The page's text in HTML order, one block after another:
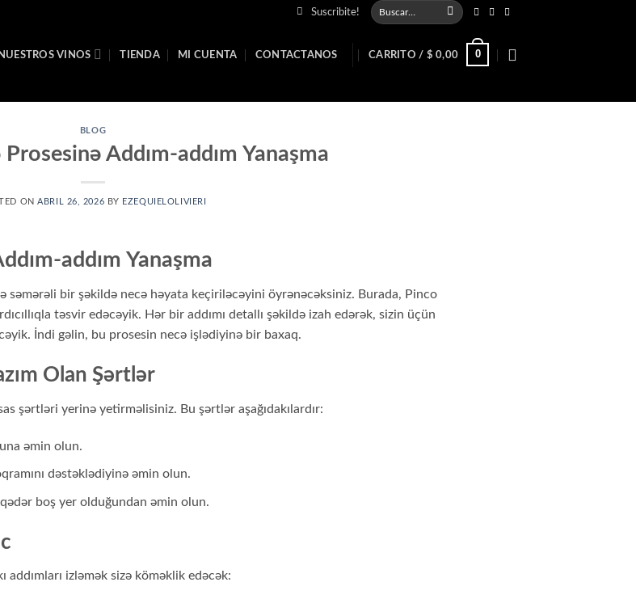
Suscribite!
Buscar
por:
NUESTROS VINOS TIENDA MI CUENTA CONTACTANOS CARRITO / $ 0,00 0
BLOG
Addım-addım Yanaşma
ONABRIL 26, 2026 BY EZEQUIELOLIVIERI
addım Yanaşma
səmərəli bir şəkildə necə həyata keçiriləcəyini öyrənəcəksiniz. Burada, Pinco
təsvir edəcəyik. Hər bir addımı detallı şəkildə izah edərək, sizin üçün
İndi gəlin, bu prosesin necə işlədiyinə bir baxaq.
Olan Şərtlər
şərtləri yerinə yetirməlisiniz. Bu şərtlər aşağıdakılardır:
əmin olun.
dəstəklədiyinə əmin olun.
boş yer olduğundan əmin olun.
addımları izləmək sizə köməklik edəcək: